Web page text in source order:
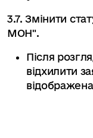
3.7. Змінити
МОН".
Після
відхилити
відображена